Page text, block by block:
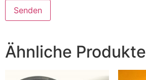
Ähnliche Produkte